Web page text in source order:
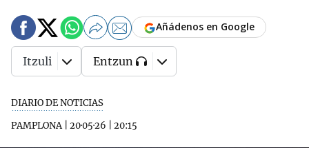
DIARIO DE NOTICIAS
PAMPLONA| 20·05·26 20:15
Añádenos en Google
Itzuli Entzun